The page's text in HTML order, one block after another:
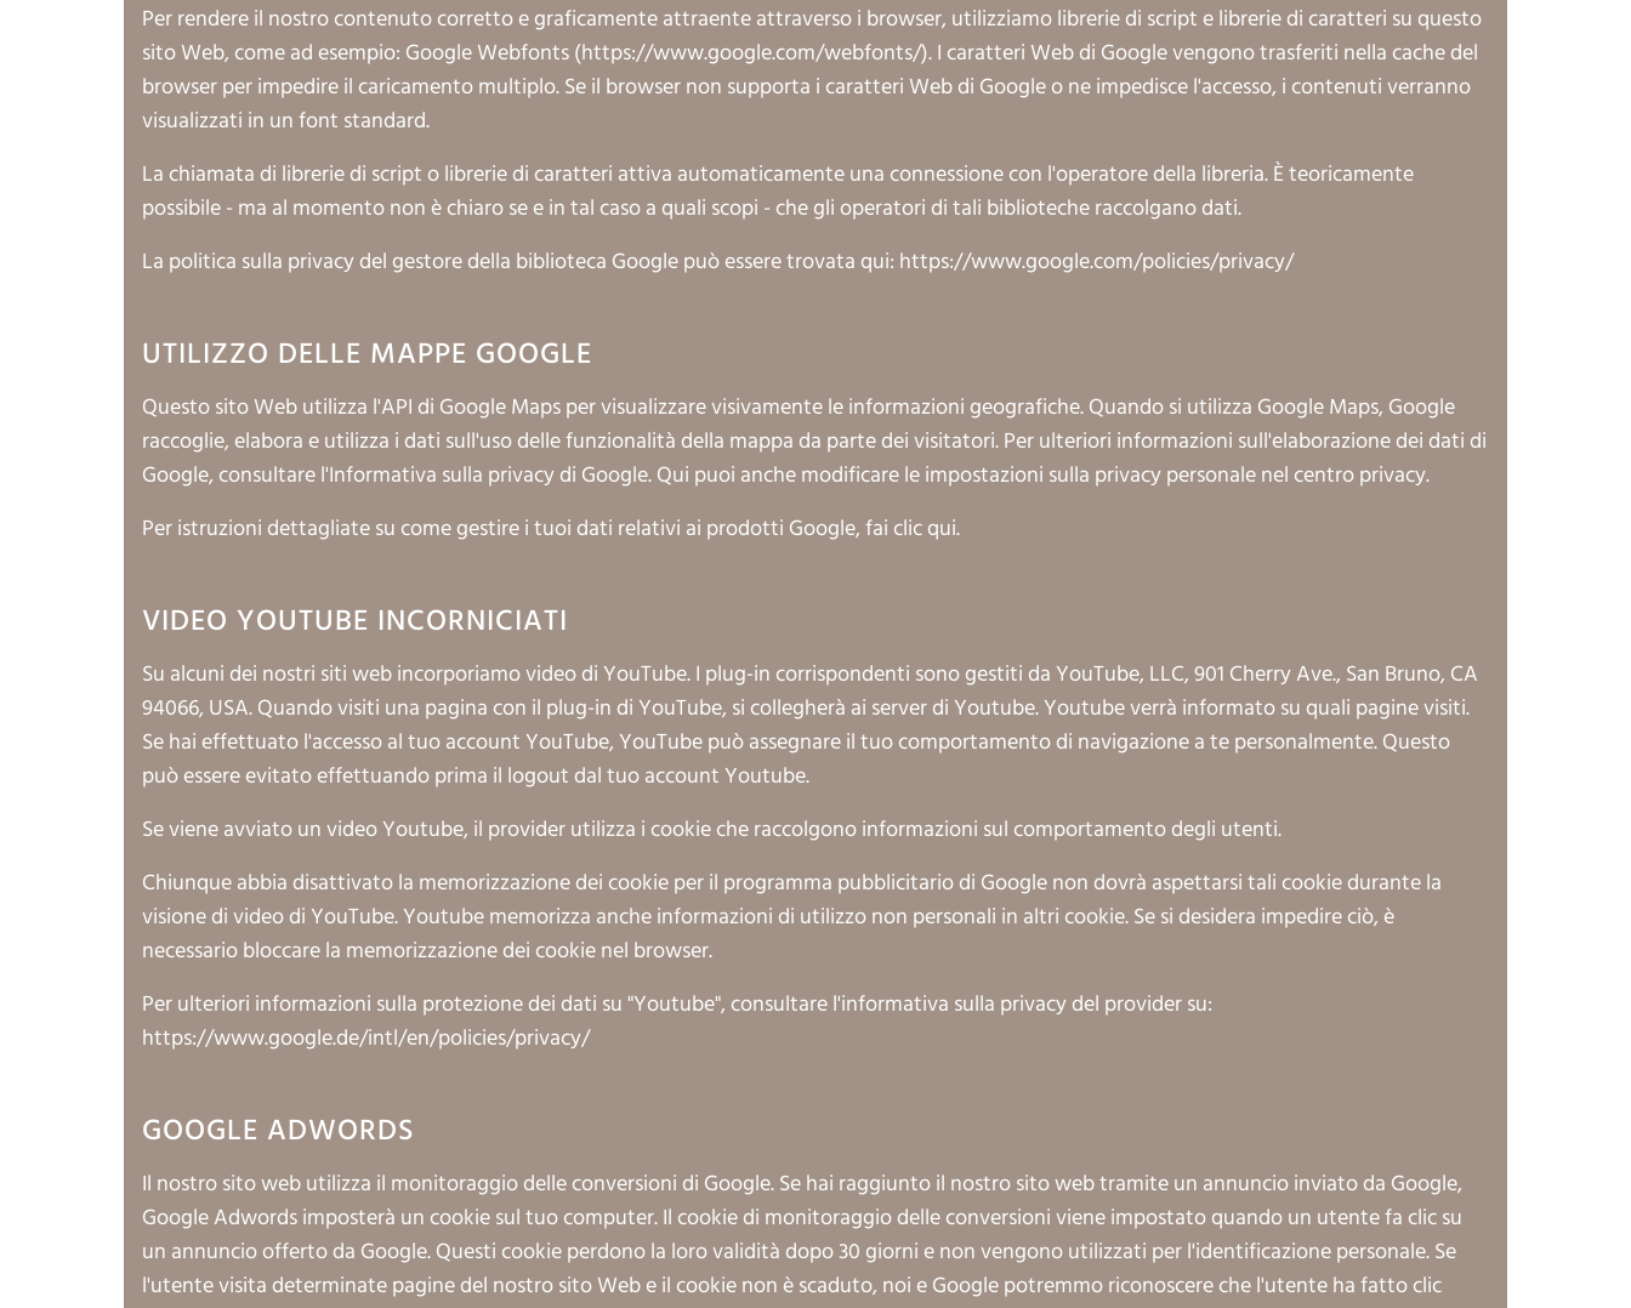
Per rendere il nostro contenuto corretto e graficamente attraente attraverso i browser, utilizziamo librerie di script e librerie di caratteri su questo
sito Web, come ad esempio: Google Webfonts (https://www.google.com/webfonts/). I caratteri Web di Google vengono trasferiti nella cache del
browser per impedire il caricamento multiplo. Se il browser non supporta i caratteri Web di Google o ne impedisce l'accesso, i contenuti verranno
visualizzati in un font standard.
La chiamata di librerie di script o librerie di caratteri attiva automaticamente una connessione con l'operatore della libreria. È teoricamente
possibile - ma al momento non è chiaro se e in tal caso a quali scopi - che gli operatori di tali biblioteche raccolgano dati.
La politica sulla privacy del gestore della biblioteca Google può essere trovata qui: https://www.google.com/policies/privacy/
UTILIZZO DELLE MAPPE GOOGLE
Questo sito Web utilizza l'API di Google Maps per visualizzare visivamente le informazioni geografiche. Quando si utilizza Google Maps, Google
raccoglie, elabora e utilizza i dati sull'uso delle funzionalità della mappa da parte dei visitatori. Per ulteriori informazioni sull'elaborazione dei dati di
Google, consultare l'Informativa sulla privacy di Google. Qui puoi anche modificare le impostazioni sulla privacy personale nel centro privacy.
Per istruzioni dettagliate su come gestire i tuoi dati relativi ai prodotti Google,fai clic qui.
VIDEO YOUTUBE INCORNICIATI
Su alcuni dei nostri siti web incorporiamo video di YouTube. I plug-in corrispondenti sono gestiti da YouTube, LLC, 901 Cherry Ave., San Bruno, CA
94066, USA. Quando visiti una pagina con il plug-in di YouTube, si collegherà ai server di Youtube. Youtube verrà informato su quali pagine visiti.
Se hai effettuato l'accesso al tuo account YouTube, YouTube può assegnare il tuo comportamento di navigazione a te personalmente. Questo
può essere evitato effettuando prima il logout dal tuo account Youtube.
Se viene avviato un video Youtube, il provider utilizza i cookie che raccolgono informazioni sul comportamento degli utenti.
Chiunque abbia disattivato la memorizzazione dei cookie per il programma pubblicitario di Google non dovrà aspettarsi tali cookie durante la
visione di video di YouTube. Youtube memorizza anche informazioni di utilizzo non personali in altri cookie. Se si desidera impedire ciò, è
necessario bloccare la memorizzazione dei cookie nel browser.
Per ulteriori informazioni sulla protezione dei dati su "Youtube", consultare l'informativa sulla privacy del provider su:
https://www.google.de/intl/en/policies/privacy/
GOOGLE ADWORDS
Il nostro sito web utilizza il monitoraggio delle conversioni di Google. Se hai raggiunto il nostro sito web tramite un annuncio inviato da Google,
Google Adwords imposterà un cookie sul tuo computer. Il cookie di monitoraggio delle conversioni viene impostato quando un utente fa clic su
un annuncio offerto da Google. Questi cookie perdono la loro validità dopo 30 giorni e non vengono utilizzati per l'identificazione personale. Se
l'utente visita determinate pagine del nostro sito Web e il cookie non è scaduto, noi e Google potremmo riconoscere che l'utente ha fatto clic